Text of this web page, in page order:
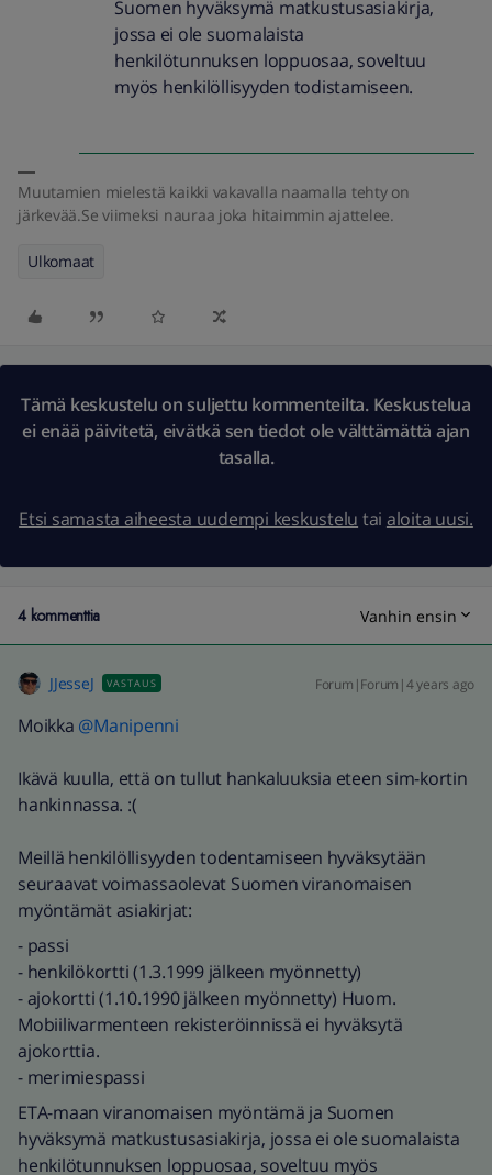
Suomen hyväksymä matkustusasiakirja,
jossa ei ole suomalaista
henkilötunnuksen loppuosaa, soveltuu
myös henkilöllisyyden todistamiseen.
Muutamien mielestä kaikki vakavalla naamalla tehty on
järkevää.Se viimeksi nauraa joka hitaimmin ajattelee.
Ulkomaat
Tämä keskustelu on suljettu kommenteilta. Keskustelua
ei enää päivitetä, eivätkä sen tiedot ole välttämättä ajan
tasalla.
Etsi samasta aiheesta uudempi keskustelu tai aloita uusi.
4 kommenttia Vanhin ensin
JJesseJ VASTAUS Forum|Forum|4 years ago
Moikka @Manipenni
Ikävä kuulla, että on tullut hankaluuksia eteen sim-kortin
hankinnassa. :(
Meillä henkilöllisyyden todentamiseen hyväksytään
seuraavat voimassaolevat Suomen viranomaisen
myöntämät asiakirjat:
- passi
- henkilökortti (1.3.1999 jälkeen myönnetty)
- ajokortti (1.10.1990 jälkeen myönnetty) Huom.
Mobiilivarmenteen rekisteröinnissä ei hyväksytä
ajokorttia.
- merimiespassi
ETA-maan viranomaisen myöntämä ja Suomen
hyväksymä matkustusasiakirja, jossa ei ole suomalaista
henkilötunnuksen loppuosaa, soveltuu myös